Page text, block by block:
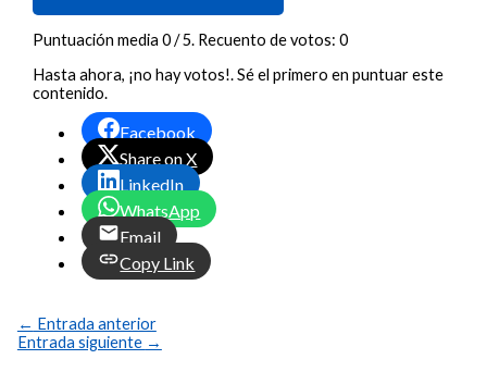
Puntuación media0/ 5. Recuento de votos:0
Hasta ahora, ¡no hay votos!. Sé el primero en puntuar este
contenido.
Facebook
Share on X
LinkedIn
WhatsApp
Email
Copy Link
← Entrada anterior
Entrada siguiente →